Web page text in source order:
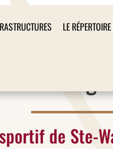
LE
de Ste-